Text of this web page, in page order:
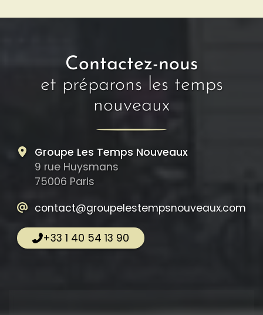
Contactez-nous
et préparons les temps
nouveaux
Groupe Les Temps Nouveaux
9 rue Huysmans
75006 Paris
contact@groupelestempsnouveaux.com
+33 1 40 54 13 90